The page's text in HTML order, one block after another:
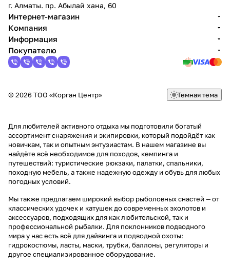
г. Алматы. пр. Абылай хана, 60
Интернет-магазин
Компания
Информация
Покупателю
© 2026 ТОО «Корган Центр» Темная тема
Для любителей активного отдыха мы подготовили богатый
ассортимент снаряжения и экипировки, который подойдёт как
новичкам, так и опытным энтузиастам. В нашем магазине вы
найдёте всё необходимое для походов, кемпинга и
путешествий: туристические рюкзаки, палатки, спальники,
походную мебель, а также надежную одежду и обувь для любых
погодных условий.
Мы также предлагаем широкий выбор рыболовных снастей — от
классических удочек и катушек до современных эхолотов и
аксессуаров, подходящих для как любительской, так и
профессиональной рыбалки. Для поклонников подводного
мира у нас есть всё для дайвинга и подводной охоты:
гидрокостюмы, ласты, маски, трубки, баллоны, регуляторы и
другое специализированное оборудование.